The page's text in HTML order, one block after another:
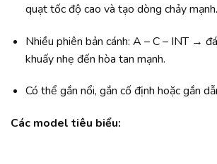
quạt tốc độ cao và tạo dòng chảy mạnh.
Nhiều phiên bản cánh: A – C – INT →
khuấy nhẹ đến hòa tan mạnh.
Có thể gắn nổi, gắn cố định hoặc gắn
Các model tiêu biểu: